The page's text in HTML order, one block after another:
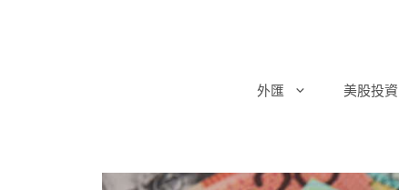
外匯 美股投資